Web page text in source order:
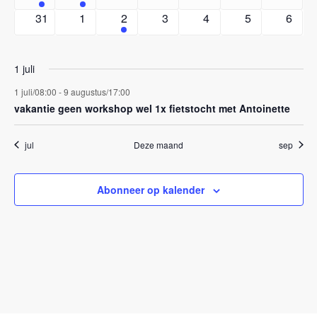
evenementevenement
0
31
0
evenementen
1
1
evenement
2
0
3
0
4
0
5
0
6
1 juli
1 juli/08:00 -9 augustus/17:00
vakantie geen workshop wel 1x fietstocht met Antoinette
jul Deze maand sep
Abonneer op kalender